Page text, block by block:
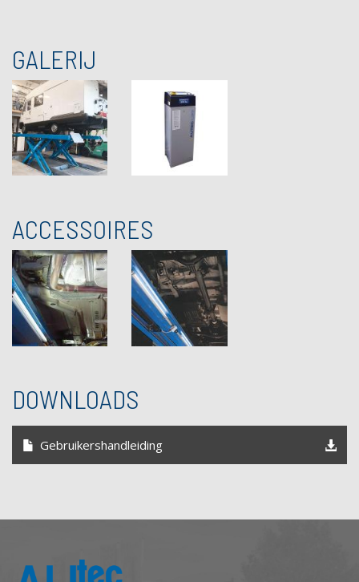
GALERIJ
ACCESSOIRES
DOWNLOADS
Gebruikershandleiding